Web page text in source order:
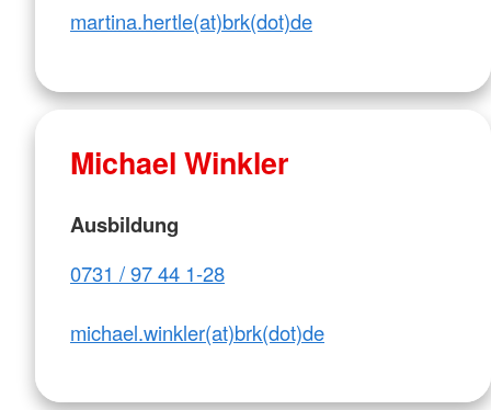
martina.hertle(at)brk(dot)de
Michael Winkler
Ausbildung
0731 / 97 44 1-28
michael.winkler(at)brk(dot)de